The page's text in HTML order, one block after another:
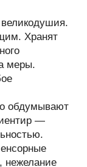
Хранят
меры.
обдумывают
—
нежелание